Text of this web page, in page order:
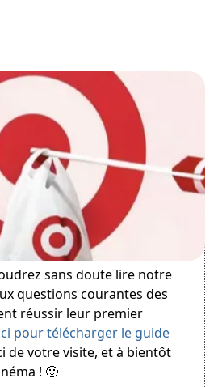
le Cinéma ! Si vous êtes
sans doute lire notre
questions courantes des
réussir leur premier
pour télécharger le guide
de votre visite, et à bientôt
! 🙂